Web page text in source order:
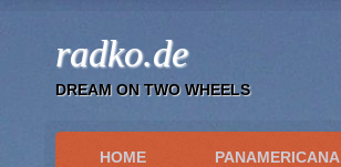
radko.de
DREAM ON TWO WHEELS
HOME PANAMERICANA